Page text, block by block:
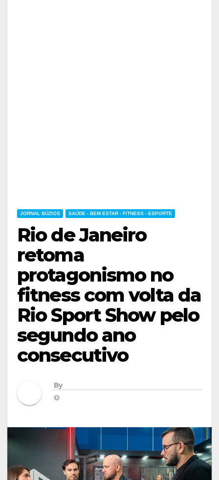
JORNAL BÚZIOS SAÚDE - BEM ESTAR - FITNESS - ESPORTE
Rio de Janeiro
retoma
protagonismo no
fitness com volta da
Rio Sport Show pelo
segundo ano
consecutivo
By